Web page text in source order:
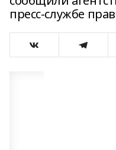
пресс-службе